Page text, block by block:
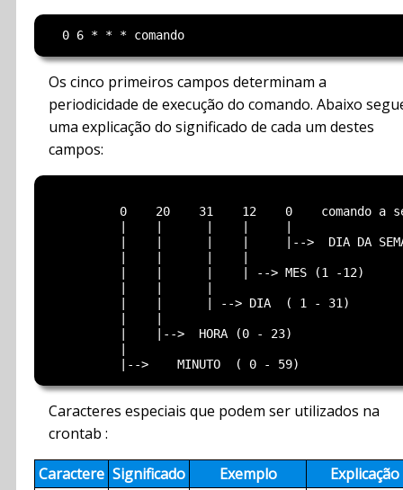
Os cinco primeiros campos determinam a
periodicidade de execução do comando. Abaixo
uma explicação do significado de cada um destes
campos:
0    20    31    12    0    comando a
|    |      |    |     |-->  DIA DA
          |    |      |    | --> MES (1 -12)
          |    |      | --> DIA  ( 1 - 31)
          |    |-->  HORA (0 - 23)
Caracteres especiais que podem ser utilizados na
crontab :
Caractere Significado Exemplo
Explicação